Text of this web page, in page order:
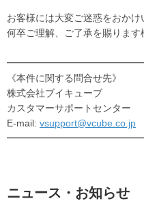
お客様には大変ご迷惑をおかけ
何卒ご理解、ご了承を賜ります
《本件に関する問合せ先》
株式会社ブイキューブ
カスタマーサポートセンター
E-mail: vsupport@vcube.co.jp
ニュース・お知らせ